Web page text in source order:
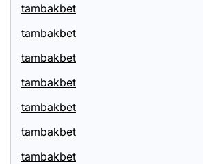
tambakbet
tambakbet
tambakbet
tambakbet
tambakbet
tambakbet
tambakbet